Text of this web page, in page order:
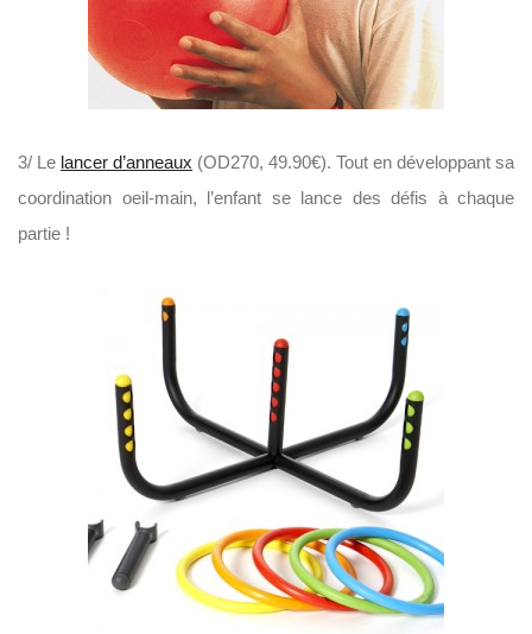
3/ Le lancer d’anneaux (OD270, 49.90€). Tout en développant sa
coordination oeil-main, l’enfant se lance des défis à chaque
partie !